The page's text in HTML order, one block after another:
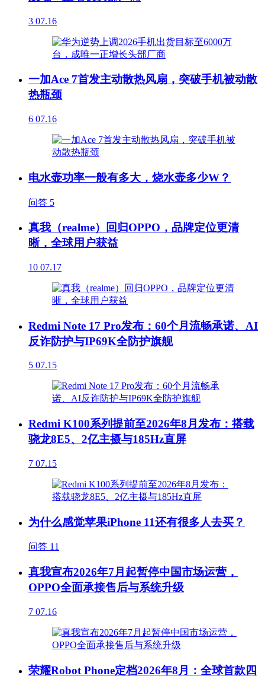
3 07.16
一加Ace 7首发主动散热风扇，突破手机被动散
热瓶颈
6 07.16
电水壶功率一般有多大，烧水壶多少W？
问答 5
真我（realme）回归OPPO，品牌定位更清
晰，全球用户获益
10 07.17
Redmi Note 17 Pro发布：60个月流畅承诺、AI
反诈防护与IP69K全防护旗舰
5 07.15
Redmi K100系列提前至2026年8月发布：搭载
骁龙8E5、2亿主摄与185Hz直屏
7 07.15
为什么感觉苹果iPhone 11还有很多人去买？
问答 11
真我宣布2026年7月起暂停中国市场运营，
OPPO全面承接售后与系统升级
7 07.16
荣耀Robot Phone定档2026年8月：全球首款四